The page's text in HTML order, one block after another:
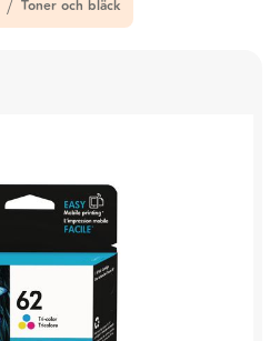
Toner och bläck